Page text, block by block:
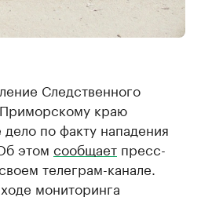
Следственного
краю
дело по факту нападения
этом сообщает пресс-
телеграм-канале.
мониторинга